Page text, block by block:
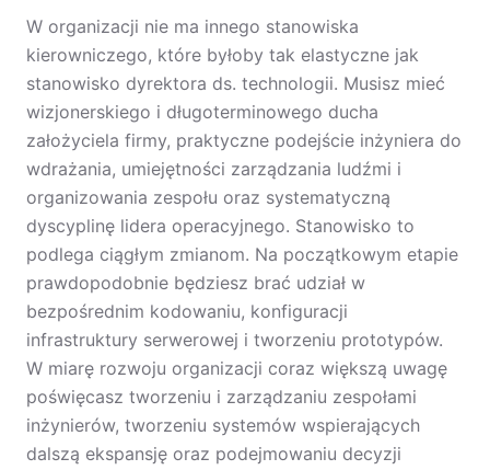
W organizacji nie ma innego stanowiska
kierowniczego, które byłoby tak elastyczne jak
stanowisko dyrektora ds. technologii. Musisz mieć
wizjonerskiego i długoterminowego ducha
założyciela firmy, praktyczne podejście inżyniera do
wdrażania, umiejętności zarządzania ludźmi i
organizowania zespołu oraz systematyczną
dyscyplinę lidera operacyjnego. Stanowisko to
podlega ciągłym zmianom. Na początkowym etapie
prawdopodobnie będziesz brać udział w
bezpośrednim kodowaniu, konfiguracji
infrastruktury serwerowej i tworzeniu prototypów.
W miarę rozwoju organizacji coraz większą uwagę
poświęcasz tworzeniu i zarządzaniu zespołami
inżynierów, tworzeniu systemów wspierających
dalszą ekspansję oraz podejmowaniu decyzji